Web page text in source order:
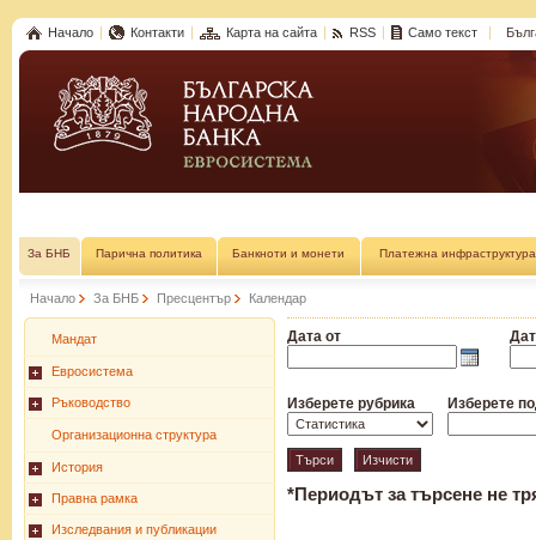
Начало Контакти Карта на сайта RSS Само текст
За БНБ Парична политика Банкноти и монети Платежна инфраструктура
Начало За БНБ Пресцентър Календар
Мандат
Евросистема
Ръководство
Организационна структура
История
Правна рамка
Изследвания и публикации
Дата от
Изберете рубрика Изберете
*Периодът за търсене не